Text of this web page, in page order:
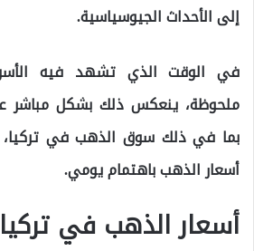
إلى الأحداث الجيوسياسية.
في الوقت الذي تشهد فيه
ملحوظة، ينعكس ذلك بشكل مباشر
بما في ذلك سوق الذهب في تركيا،
أسعار الذهب باهتمام يومي.
أسعار الذهب في تركيا